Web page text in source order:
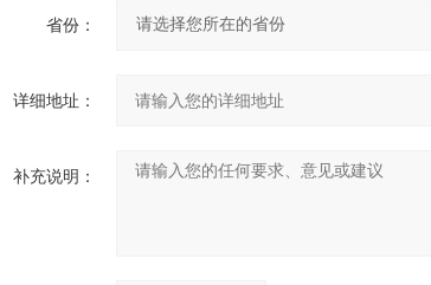
省份：
详细地址：
补充说明：